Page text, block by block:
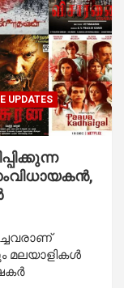
UPDATES
മലയാളികൾ